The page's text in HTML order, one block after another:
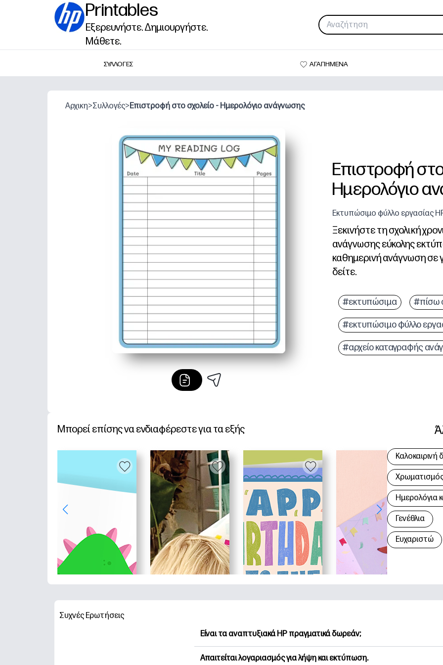
Printables
Εξερευνήστε. Δημιουργήστε.
Μάθετε.
ΣΥΛΛΟΓΕΣ ΑΓΑΠΗΜΕΝΑ
Αρχικη>Συλλογές>Επιστροφή στο σχολείο - Ημερολόγιο ανάγνωσης
Επιστροφή
Ημερολόγιο
Εκτυπώσιμο φύλλο εργασίας
Ξεκινήστε τη σχολική
ανάγνωσης εύκολης
καθημερινή ανάγνωση σε
δείτε.
Χωρίς προετοιμασία -
Καθαρές ενότητες για
Οι ενσωματωμένες
Ευέλικτο για το σπίτι
#εκτυπώσιμα #πίσω
#εκτυπώσιμο φύλλο
#αρχείο καταγραφής
Μπορεί επίσης να ενδιαφέρεστε για τα εξής
Καλοκαιρινή
Χρωματισμός
Hμερολόγια
Γενέθλια
Ευχαριστώ
Συχνές Ερωτήσεις
Είναι τα αναπτυξιακά HP πραγματικά δωρεάν;
Η HP Printables προσφέρει 2,500+ δωρεάν εκτυπώσιμα για λήψη και
Απαιτείται λογαριασμός για λήψη και εκτύπωση.